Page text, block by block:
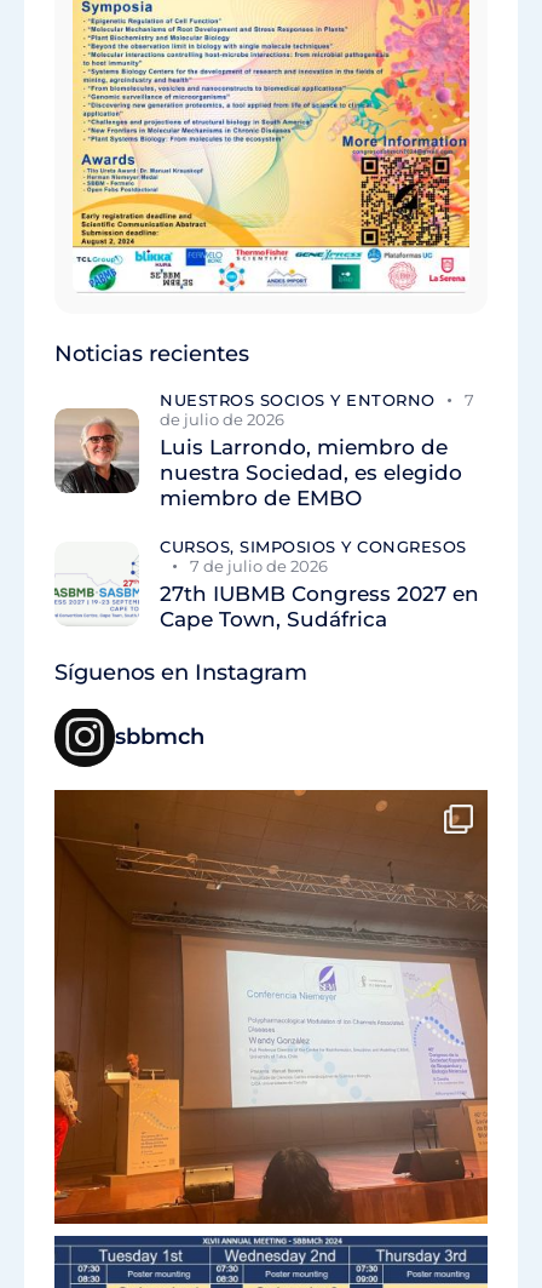
Noticias recientes
NUESTROS SOCIOS Y ENTORNO
7
de julio de 2026
Luis Larrondo, miembro de
nuestra Sociedad, es elegido
miembro de EMBO
CURSOS, SIMPOSIOS Y CONGRESOS
7 de julio de 2026
27th IUBMB Congress 2027 en
Cape Town, Sudáfrica
Síguenos en Instagram
sbbmch